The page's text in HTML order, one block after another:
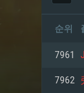
순위
7961
7962